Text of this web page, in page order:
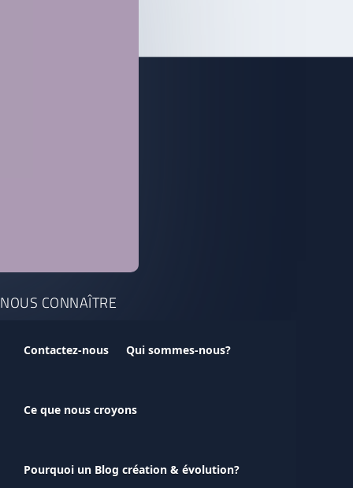
NOUS CONNAÎTRE
Contactez-nous Qui sommes-nous?
Ce que nous croyons
Pourquoi un Blog création & évolution?